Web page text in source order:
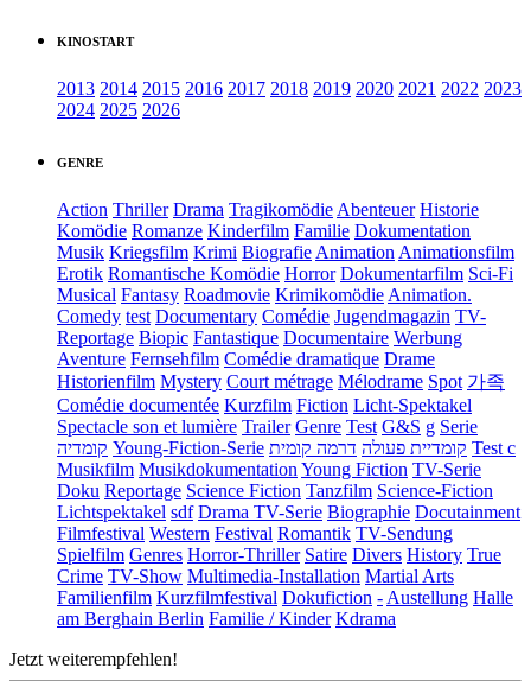
KINOSTART
2013 2014 2015 2016 2017 2018 2019 2020 2021 2022 2023
2024 2025 2026
GENRE
Action Thriller Drama Tragikomödie Abenteuer Historie
Komödie Romanze Kinderfilm Familie Dokumentation
Musik Kriegsfilm Krimi Biografie Animation Animationsfilm
Erotik Romantische Komödie Horror Dokumentarfilm Sci-Fi
Musical Fantasy Roadmovie Krimikomödie Animation.
Comedy test Documentary Comédie Jugendmagazin TV-
Reportage Biopic Fantastique Documentaire Werbung
Aventure Fernsehfilm Comédie dramatique Drame
Historienfilm Mystery Court métrage Mélodrame Spot 가족
Comédie documentée Kurzfilm Fiction Licht-Spektakel
Spectacle son et lumière Trailer Genre Test G&S g Serie
קומדיה Young-Fiction-Serie קומדיית פעולה דרמה קומית
Test c
Musikfilm Musikdokumentation Young Fiction TV-Serie
Doku Reportage Science Fiction Tanzfilm Science-Fiction
Lichtspektakel sdf Drama TV-Serie Biographie Docutainment
Filmfestival Western Festival Romantik TV-Sendung
Spielfilm Genres Horror-Thriller Satire Divers History True
Crime TV-Show Multimedia-Installation Martial Arts
Familienfilm Kurzfilmfestival Dokufiction - Austellung Halle
am Berghain Berlin Familie / Kinder Kdrama
Jetzt weiterempfehlen!